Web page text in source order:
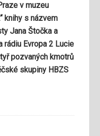
v muzeu
knihy s názvem
Jana Štočka a
rádiu Evropa 2 Lucie
pozvaných kmotrů
skupiny HBZS